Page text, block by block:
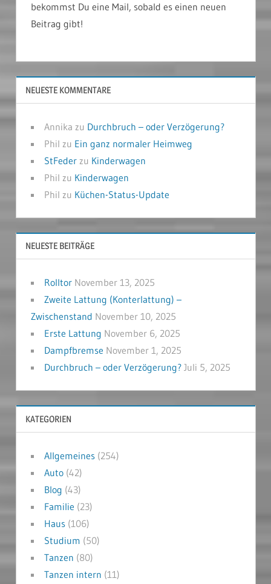
bekommst Du eine Mail, sobald es einen neuen
Beitrag gibt!
NEUESTE KOMMENTARE
Annika zu Durchbruch – oder Verzögerung?
Phil zu Ein ganz normaler Heimweg
StFederzu Kinderwagen
Phil zu Kinderwagen
Phil zu Küchen-Status-Update
NEUESTE BEITRÄGE
Rolltor November 13, 2025
Zweite Lattung (Konterlattung) –
Zwischenstand November 10, 2025
Erste Lattung November 6, 2025
Dampfbremse November 1, 2025
Durchbruch – oder Verzögerung? Juli 5, 2025
KATEGORIEN
Allgemeines(254)
Auto(42)
Blog (43)
Familie (23)
Haus(106)
Studium (50)
Tanzen (80)
Tanzen intern (11)